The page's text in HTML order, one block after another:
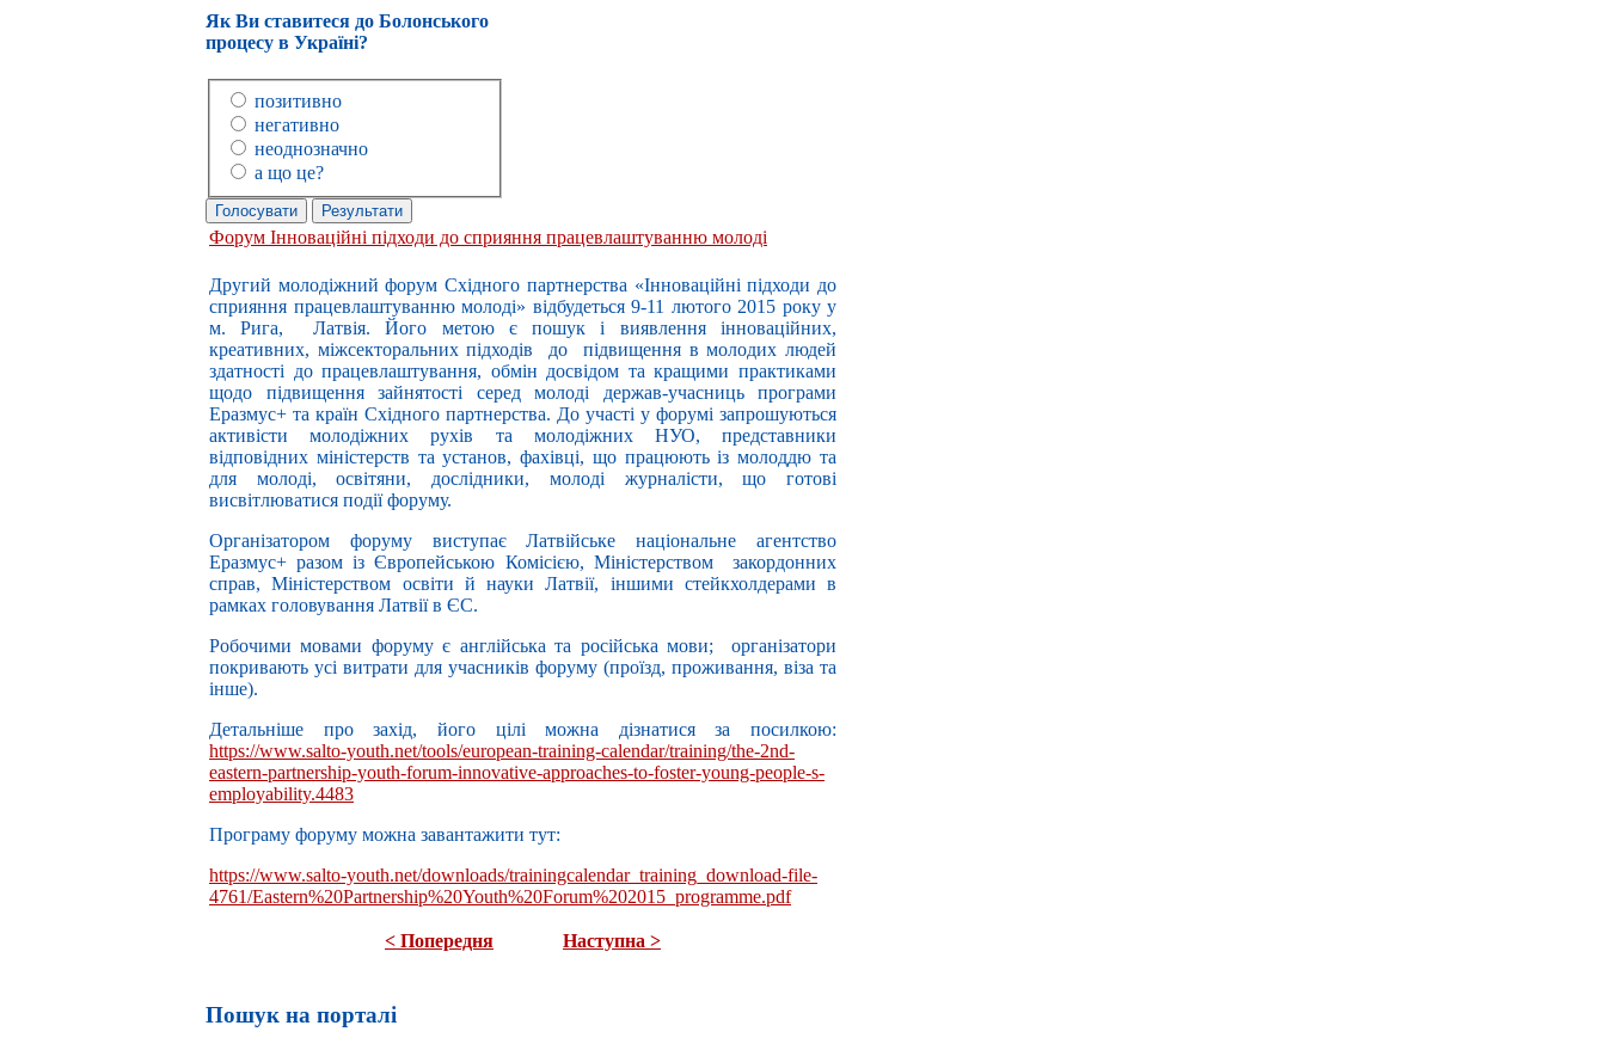
Як Ви ставитеся до Болонського
процесу в Україні?
позитивно
негативно
неоднозначно
а що це?
Форум Інноваційні підходи до сприяння працевлаштуванню молоді
Другий молодіжний форум Східного партнерства «Інноваційні підходи до
сприяння працевлаштуванню молоді» відбудеться 9-11 лютого 2015 року у
м. Рига, Латвія. Його метою є пошук і виявлення інноваційних,
креативних, міжсекторальних підходів до підвищення в молодих людей
здатності до працевлаштування, обмін досвідом та кращими практиками
щодо підвищення зайнятості серед молоді держав-учасниць програми
Еразмус+ та країн Східного партнерства. До участі у форумі запрошуються
активісти молодіжних рухів та молодіжних НУО, представники
відповідних міністерств та установ, фахівці, що працюють із молоддю та
для молоді, освітяни, дослідники, молоді журналісти, що готові
висвітлюватися події форуму.
Організатором форуму виступає Латвійське національне агентство
Еразмус+ разом із Європейською Комісією, Міністерством закордонних
справ, Міністерством освіти й науки Латвії, іншими стейкхолдерами в
рамках головування Латвії в ЄС.
Робочими мовами форуму є англійська та російська мови; організатори
покривають усі витрати для учасників форуму (проїзд, проживання, віза та
інше).
Детальніше про захід, його цілі можна дізнатися за посилкою:
https://www.salto-youth.net/tools/european-training-calendar/training/the-2nd-
eastern-partnership-youth-forum-innovative-approaches-to-foster-young-people-s-
employability.4483
Програму форуму можна завантажити тут:
https://www.salto-youth.net/downloads/trainingcalendar_training_download-file-
4761/Eastern%20Partnership%20Youth%20Forum%202015_programme.pdf
< Попередня Наступна >
Пошук на порталі